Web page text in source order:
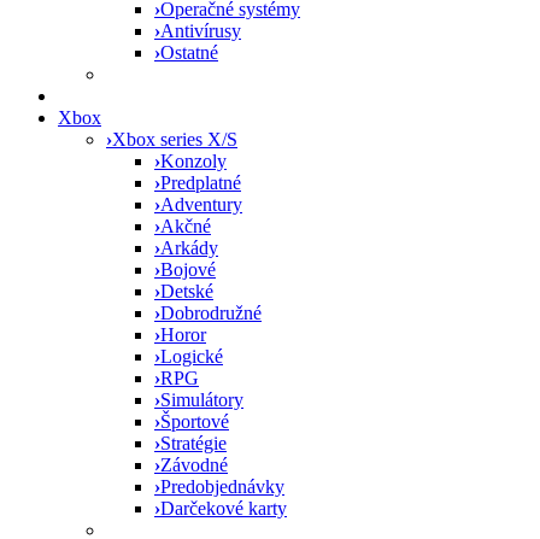
›Operačné systémy
›Antivírusy
›Ostatné
Xbox
›Xbox series X/S
›Konzoly
›Predplatné
›Adventury
›Akčné
›Arkády
›Bojové
›Detské
›Dobrodružné
›Horor
›Logické
›RPG
›Simulátory
›Športové
›Stratégie
›Závodné
›Predobjednávky
›Darčekové karty